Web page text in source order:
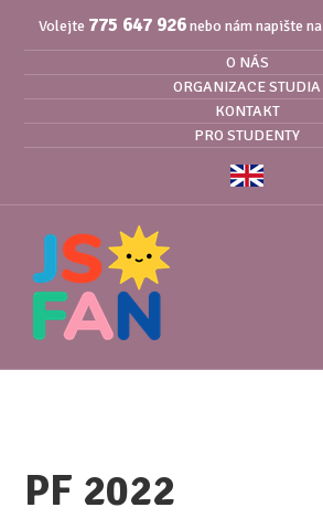
Volejte 775 647 926nebo nám napište na
O NÁS
ORGANIZACE STUDIA
KONTAKT
PRO STUDENTY
PF 2022